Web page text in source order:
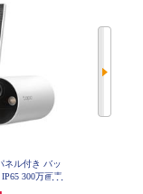
ネル付き バッ
300万画素